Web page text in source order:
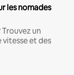
les nomades
un
et des